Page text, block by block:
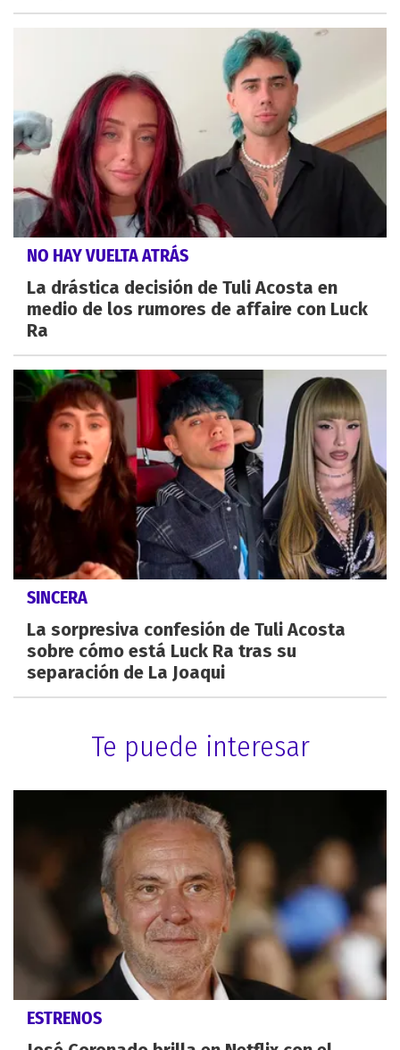
NO HAY VUELTA ATRÁS
La drástica decisión de Tuli Acosta en
medio de los rumores de affaire con Luck
Ra
SINCERA
La sorpresiva confesión de Tuli Acosta
sobre cómo está Luck Ra tras su
separación de La Joaqui
Te puede interesar
ESTRENOS